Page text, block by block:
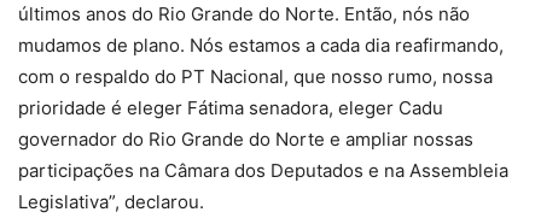
últimos anos do Rio Grande do Norte. Então, nós não
mudamos de plano. Nós estamos a cada dia reafirmando,
com o respaldo do PT Nacional, que nosso rumo, nossa
prioridade é eleger Fátima senadora, eleger Cadu
governador do Rio Grande do Norte e ampliar nossas
participações na Câmara dos Deputados e na Assembleia
Legislativa”, declarou.